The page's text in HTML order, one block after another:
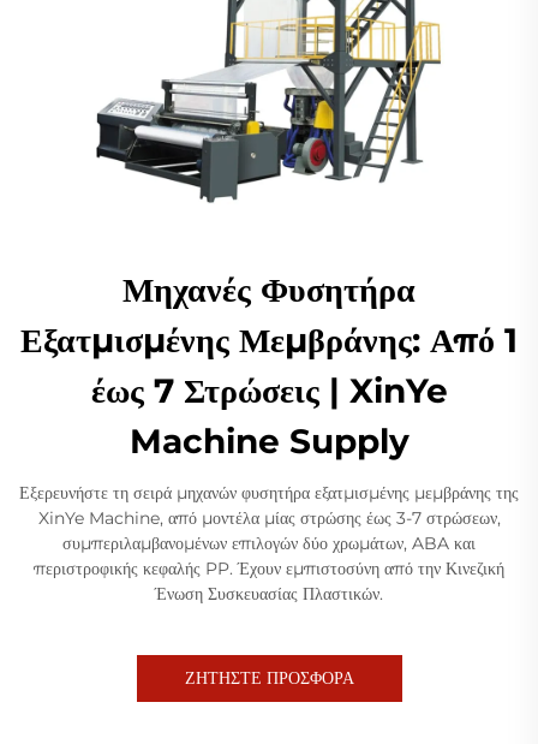
Μηχανές Φυσητήρα
Εξατμισμένης Μεμβράνης: Από 1
έως 7 Στρώσεις | XinYe
Machine Supply
Εξερευνήστε τη σειρά μηχανών φυσητήρα εξατμισμένης μεμβράνης της
XinYe Machine, από μοντέλα μίας στρώσης έως 3-7 στρώσεων,
συμπεριλαμβανομένων επιλογών δύο χρωμάτων, ABA και
περιστροφικής κεφαλής PP. Έχουν εμπιστοσύνη από την Κινεζική
Ένωση Συσκευασίας Πλαστικών.
ΖΗΤΗΣΤΕ ΠΡΟΣΦΟΡΑ